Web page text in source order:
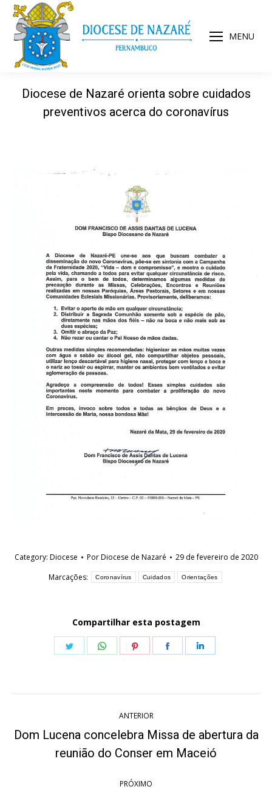
MENU
Diocese de Nazaré orienta sobre cuidados
preventivos acerca do coronavírus
Category: Diocese PorDiocese de Nazaré
29 de fevereiro de 2020
Marcações:
Coronavírus Cuidados Orientações
Compartilhar esta postagem
Share
Share
Share
Share
de
ANTERIOR
Post
anterior:
Dom Lucena concelebra Missa de abertura da
reunião do Conser em Maceió
PRÓXIMO